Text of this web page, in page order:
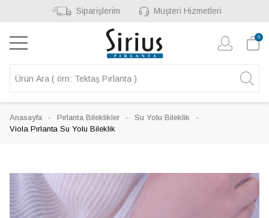
Siparişlerim Müşteri Hizmetleri
0
Anasayfa Pırlanta Bileklikler
Su Yolu Bileklik
Viola Pırlanta Su Yolu Bileklik